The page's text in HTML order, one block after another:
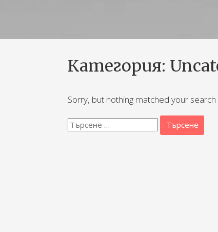
Категория:
Sorry, but nothing matched your
Търсене